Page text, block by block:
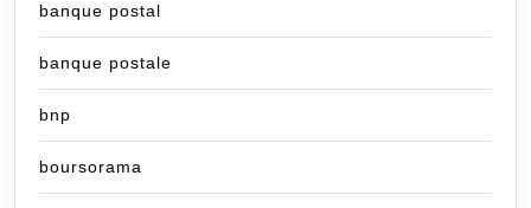
banque postal
banque postale
bnp
boursorama